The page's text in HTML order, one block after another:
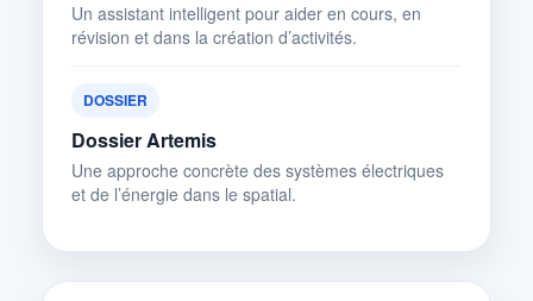
Un assistant intelligent pour aider en cours, en
révision et dans la création d’activités.
DOSSIER
Dossier Artemis
Une approche concrète des systèmes électriques
et de l’énergie dans le spatial.